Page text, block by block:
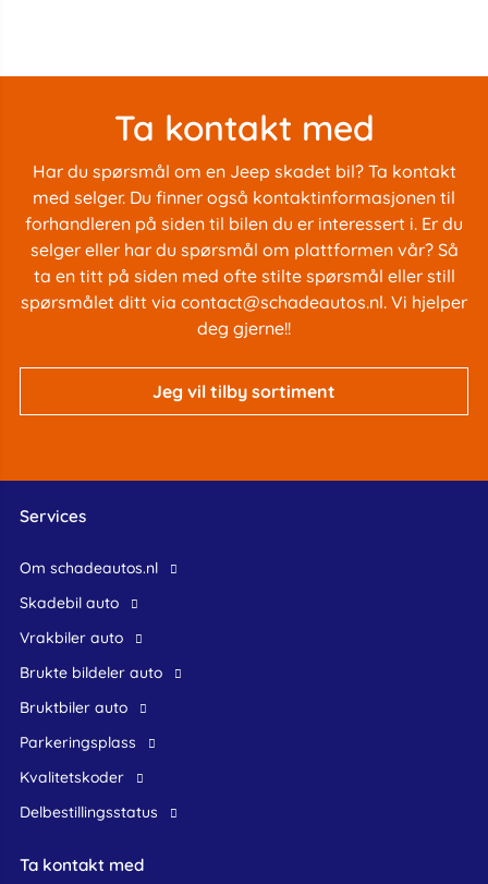
Ta kontakt med
Har du spørsmål om en Jeep skadet bil? Ta kontakt
med selger. Du finner også kontaktinformasjonen til
forhandleren på siden til bilen du er interessert i. Er du
selger eller har du spørsmål om plattformen vår? Så
ta en titt på siden med ofte stilte spørsmål eller still
spørsmålet ditt via contact@schadeautos.nl. Vi hjelper
deg gjerne!!
Jeg vil tilby sortiment
Services
Om schadeautos.nl
skadebil auto
Vrakbiler auto
Brukte bildeler auto
bruktbiler auto
Parkeringsplass
Kvalitetskoder
Delbestillingsstatus
Ta kontakt med